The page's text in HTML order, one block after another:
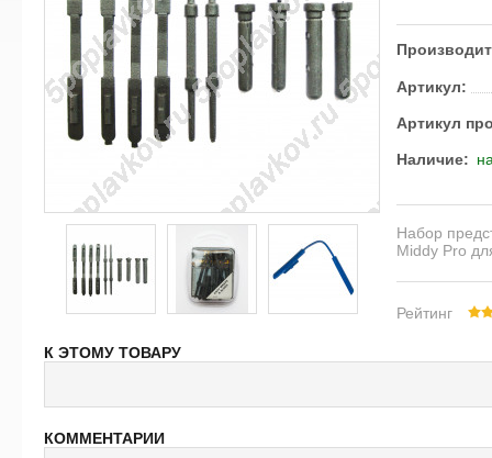
Артикул:
Артикул
Наличие:
Набор
Middy Pro
Рейтинг
К ЭТОМУ ТОВАРУ
КОММЕНТАРИИ